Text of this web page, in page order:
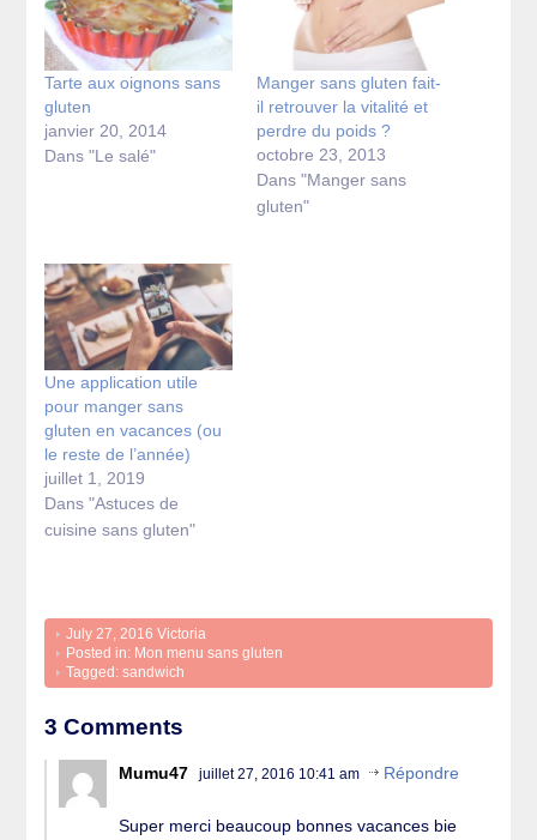
Tarte aux oignons sans
gluten
janvier 20, 2014
Dans "Le salé"
Manger sans gluten fait-
il retrouver la vitalité et
perdre du poids ?
octobre 23, 2013
Dans "Manger sans
gluten"
Une application utile
pour manger sans
gluten en vacances (ou
le reste de l’année)
juillet 1, 2019
Dans "Astuces de
cuisine sans gluten"
July 27, 2016 Victoria
Posted in: Mon menu sans gluten
Tagged:sandwich
3 Comments
Mumu47 juillet 27, 2016 10:41 am Répondre
Super merci beaucoup bonnes vacances bie